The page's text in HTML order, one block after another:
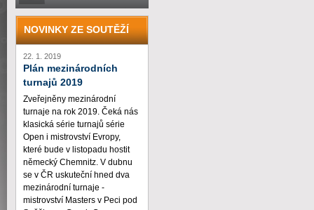
NOVINKY ZE SOUTĚŽÍ
22. 1. 2019
Plán mezinárodních
turnajů 2019
Zveřejněny mezinárodní
turnaje na rok 2019. Čeká nás
klasická série turnajů série
Open i mistrovství Evropy,
které bude v listopadu hostit
německý Chemnitz. V dubnu
se v ČR uskuteční hned dva
mezinárodní turnaje -
mistrovství Masters v Peci pod